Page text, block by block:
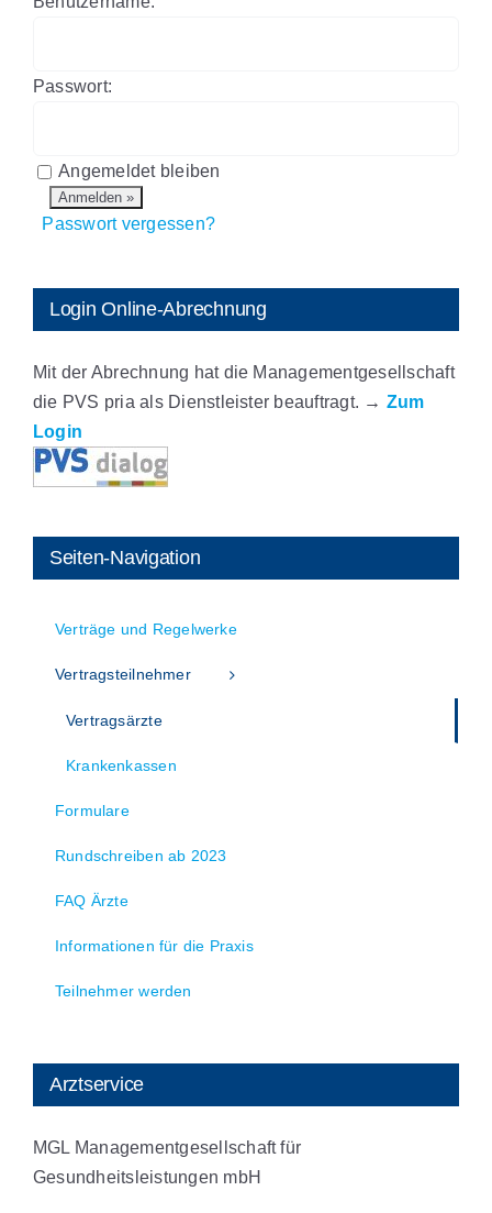
Passwort:
Angemeldet bleiben
Passwort vergessen?
Login Online-Abrechnung
Mit der Abrechnung hat die Managementgesellschaft
die PVS pria als Dienstleister beauftragt. → Zum
Login
Seiten-Navigation
Verträge und Regelwerke
Vertragsteilnehmer
Vertragsärzte
Krankenkassen
Formulare
Rundschreiben ab 2023
FAQ Ärzte
Informationen für die Praxis
Teilnehmer werden
Arztservice
MGL Managementgesellschaft für
Gesundheitsleistungen mbH